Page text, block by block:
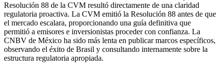
Resolución 88 de la CVM resultó directamente de una claridad
regulatoria proactiva. La CVM emitió la Resolución 88 antes de que
el mercado escalara, proporcionando una guía definitiva que
permitió a emisores e inversionistas proceder con confianza. La
CNBV de México ha sido más lenta en publicar marcos específicos,
observando el éxito de Brasil y consultando internamente sobre la
estructura regulatoria apropiada.